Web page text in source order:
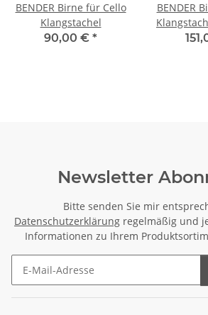
BENDER Birne für Cello
Klangstachel
90,00 € *
BENDER
mit
Newsletter
Bitte senden Sie mir
Datenschutzerklärung regelmäßig und
Informationen zu Ihrem